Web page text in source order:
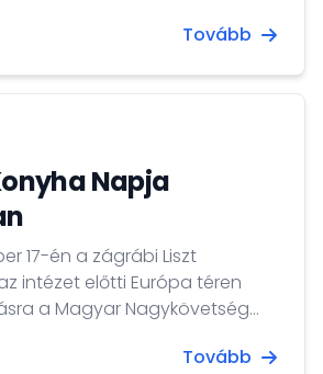
és Építészmérnöki Karán.
Tovább
Napja
17-én a zágrábi Liszt
intézet előtti Európa téren
a Magyar Nagykövetség
Tovább